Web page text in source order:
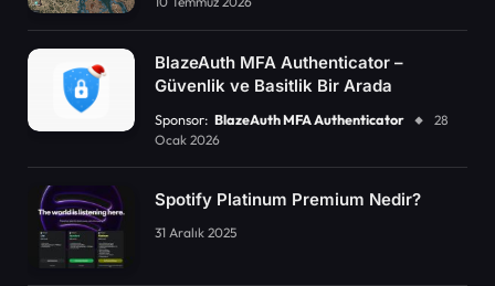
BlazeAuth MFA Authenticator –
Güvenlik ve Basitlik Bir Arada
Sponsor: BlazeAuth MFA Authenticator
28
Ocak 2026
Spotify Platinum Premium Nedir?
31 Aralık 2025